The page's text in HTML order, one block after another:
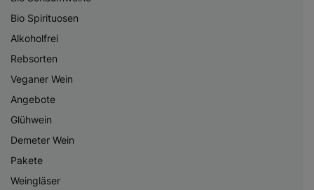
Bio Spirituosen
Alkoholfrei
Rebsorten
Veganer Wein
Angebote
Glühwein
Demeter Wein
Pakete
Weingläser